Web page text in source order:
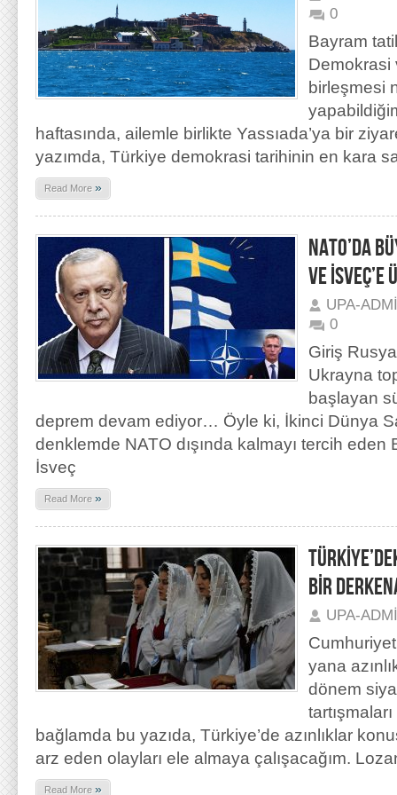
0
Bayram
Demokrasi
birleşmesi
haftasında, ailemle birlikte Yassıada’ya bir
yazımda, Türkiye demokrasi tarihinin en kara
Read More »
NATO’DA
VE İSVEÇ’E
UPA-
0
Giriş
Ukrayna
başlayan
deprem devam ediyor… Öyle ki, İkinci Dünya
denklemde NATO dışında kalmayı tercih eden
İsveç
Read More »
BİR
UPA-
yana
dönem
bağlamda bu yazıda, Türkiye’de azınlıklar
arz eden olayları ele almaya çalışacağım.
Read More »